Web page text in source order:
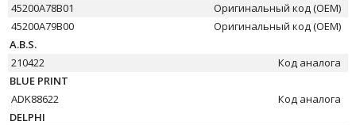
45200A78B01
Оригинальный код (OEM)
45200A79B00
Оригинальный код (OEM)
A.B.S.
210422
Код аналога
BLUE PRINT
ADK88622
Код аналога
DELPHI